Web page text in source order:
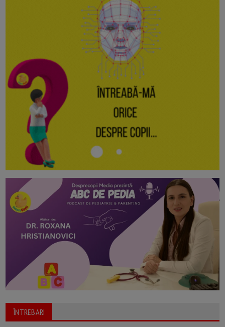
ÎNTREBARI